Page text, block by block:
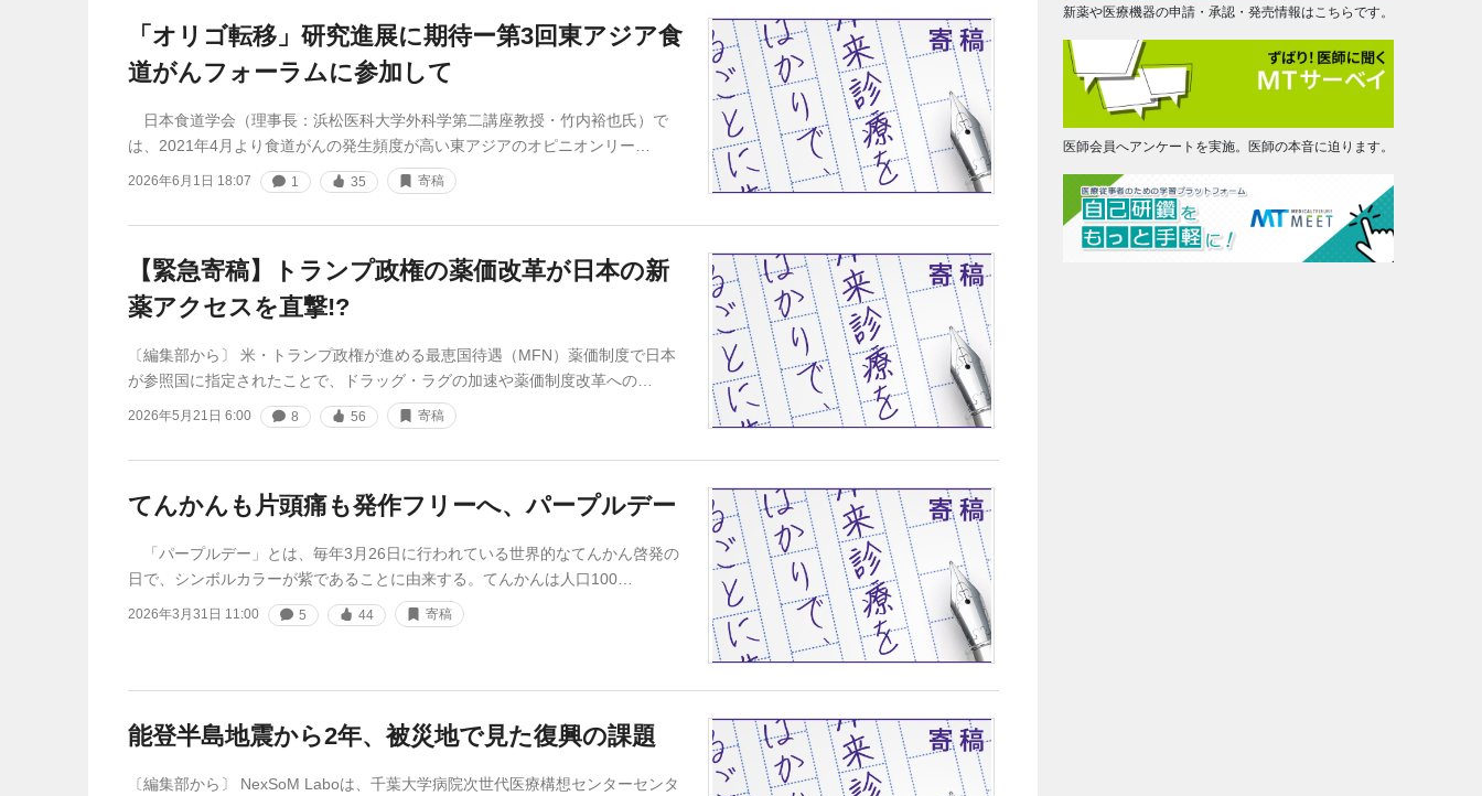
「オリゴ転移」研究進展に期待ー第3回東アジア食
道がんフォーラムに参加して
日本食道学会（理事長：浜松医科大学外科学第二講座教授・竹内裕也氏）で
は、2021年4月より食道がんの発生頻度が高い東アジアのオピニオンリー…
2026年6月1日 18:07 1 35 寄稿
【緊急寄稿】トランプ政権の薬価改革が日本の新
薬アクセスを直撃!?
〔編集部から〕 米・トランプ政権が進める最恵国待遇（MFN）薬価制度で日本
が参照国に指定されたことで、ドラッグ・ラグの加速や薬価制度改革への…
2026年5月21日 6:00 8 56 寄稿
てんかんも片頭痛も発作フリーへ、パープルデー
「パープルデー」とは、毎年3月26日に行われている世界的なてんかん啓発の
日で、シンボルカラーが紫であることに由来する。てんかんは人口100…
2026年3月31日 11:00 5 44 寄稿
能登半島地震から2年、被災地で見た復興の課題
〔編集部から〕 NexSoM Laboは、千葉大学病院次世代医療構想センターセンタ
新薬や医療機器の申請・承認・発売情報はこちらです。
医師会員へアンケートを実施。医師の本音に迫ります。